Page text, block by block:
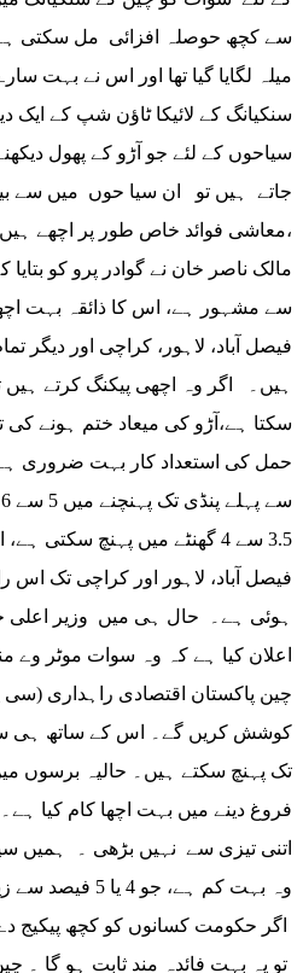
سے کچھ حوصلہ افزائی مل سکتی
میلہ لگایا گیا تھا اور اس نے بہت
سنکیانگ کے لائیکا ٹاؤن شپ کے ایک
سیاحوں کے لئے جو آڑو کے پھول
جاتے ہیں تو ان سیا حوں میں سے
،معاشی فوائد خاص طور پر اچھے
مالک ناصر خان نے گوادر پرو کو
سے مشہور ہے، اس کا ذائقہ بہت
فیصل آباد، لاہور، کراچی اور
ہیں۔ اگر وہ اچھی پیکنگ کرتے
سکتا ہے،آڑو کی میعاد ختم ہونے کی
حمل کی استعداد کار بہت ضروری
3.5 سے 4 گھنٹے میں پہنچ سکتی
فیصل آباد، لاہور اور کراچی تک اس
ہوئی ہے۔ حال ہی میں وزیر اعلی
اعلان کیا ہے کہ وہ سوات موٹر وے
چین پاکستان اقتصادی راہداری
کوشش کریں گے۔ اس کے ساتھ ہی
تک پہنچ سکتے ہیں۔ حالیہ برسوں
فروغ دینے میں بہت اچھا کام کیا
اتنی تیزی سے نہیں بڑھی ۔ ہمیں
وہ بہت کم ہے، جو
اگر حکومت کسانوں کو کچھ پیکیج دے
تو یہ بہت فائدہ مند ثابت ہو گا ۔